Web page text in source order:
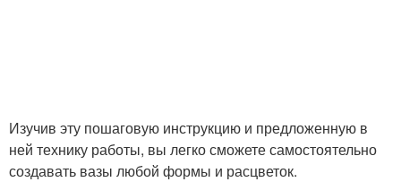
Изучив эту пошаговую инструкцию и предложенную в
ней технику работы, вы легко сможете самостоятельно
создавать вазы любой формы и расцветок.